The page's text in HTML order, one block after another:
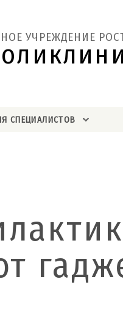
УЧРЕЖДЕНИЕ
СПЕЦИАЛИСТОВ